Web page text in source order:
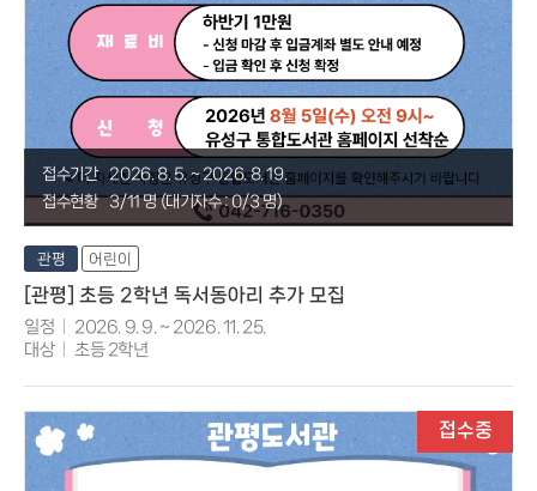
접수기간
2026. 8. 5. ~ 2026. 8. 19.
접수현황
3/11 명 (대기자수 : 0/3 명)
관평 어린이
[관평] 초등 2학년 독서동아리 추가 모집
일정
2026. 9. 9. ~ 2026. 11. 25.
대상
초등 2학년
접수중